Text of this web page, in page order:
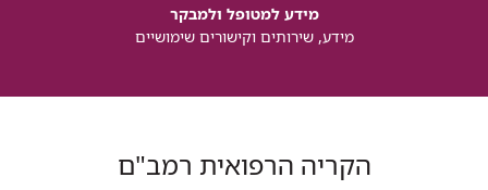
מידע למטופל ולמבקר
מידע, שירותים וקישורים שימושיים
הקריה הרפואית רמב"ם